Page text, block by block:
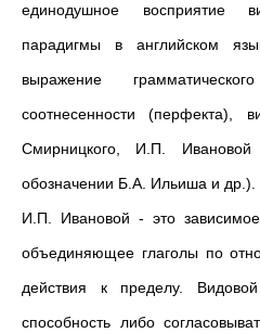
единодушное восприятие
парадигмы в английском
выражение
соотнесенности (перфекта),
Смирницкого, И.П.
обозначении Б.А. Ильиша и др.).
И.П. Ивановой - это зависимое
объединяющее глаголы по
действия к пределу.
способность либо